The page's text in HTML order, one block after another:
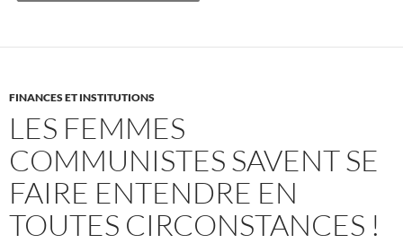
FINANCES ET INSTITUTIONS
LES FEMMES
COMMUNISTES SAVENT SE
FAIRE ENTENDRE EN
TOUTES CIRCONSTANCES !